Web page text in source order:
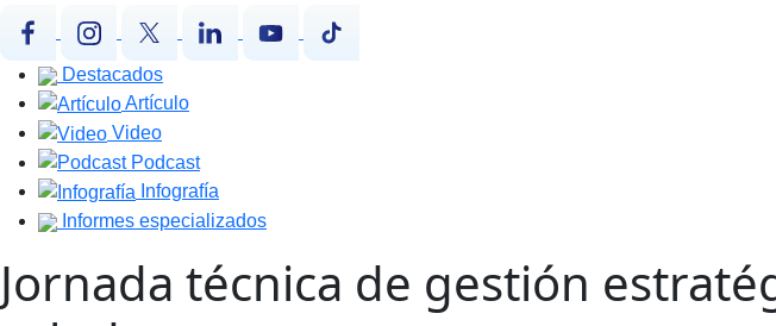
Destacados
Artículo
Video
Podcast
Infografía
Informes especializados
Jornada técnica de gestión